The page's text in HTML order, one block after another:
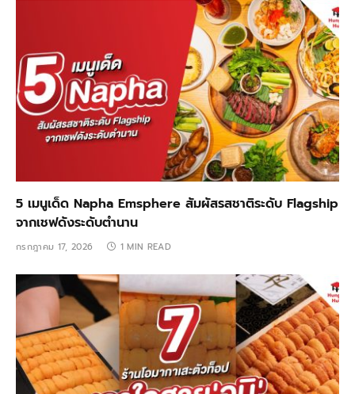
5 เมนูเด็ด Napha Emsphere สัมผัสรสชาติระดับ Flagship
จากเชฟดังระดับตำนาน
กรกฎาคม 17, 2026 1 MIN READ